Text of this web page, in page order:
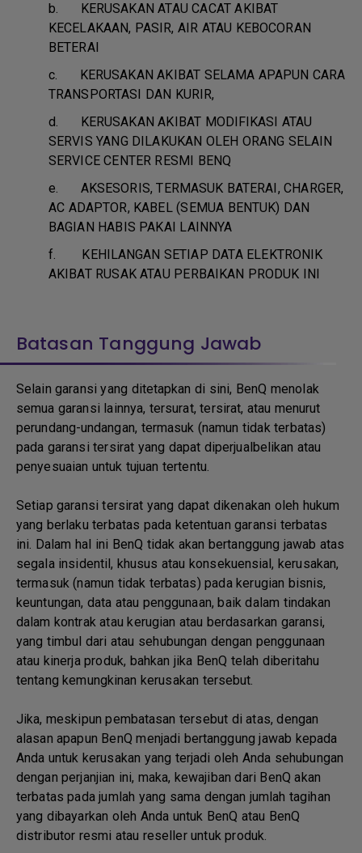
b. KERUSAKAN ATAU CACAT AKIBAT
KECELAKAAN, PASIR, AIR ATAU KEBOCORAN
BETERAI
c. KERUSAKAN AKIBAT SELAMA APAPUN CARA
TRANSPORTASI DAN KURIR,
d. KERUSAKAN AKIBAT MODIFIKASI ATAU
SERVIS YANG DILAKUKAN OLEH ORANG SELAIN
SERVICE CENTER RESMI BENQ
e. AKSESORIS, TERMASUK BATERAI, CHARGER,
AC ADAPTOR, KABEL (SEMUA BENTUK) DAN
BAGIAN HABIS PAKAI LAINNYA
f. KEHILANGAN SETIAP DATA ELEKTRONIK
AKIBAT RUSAK ATAU PERBAIKAN PRODUK INI
Batasan Tanggung Jawab
Selain garansi yang ditetapkan di sini, BenQ menolak
semua garansi lainnya, tersurat, tersirat, atau menurut
perundang-undangan, termasuk (namun tidak terbatas)
pada garansi tersirat yang dapat diperjualbelikan atau
penyesuaian untuk tujuan tertentu.
Setiap garansi tersirat yang dapat dikenakan oleh hukum
yang berlaku terbatas pada ketentuan garansi terbatas
ini. Dalam hal ini BenQ tidak akan bertanggung jawab atas
segala insidentil, khusus atau konsekuensial, kerusakan,
termasuk (namun tidak terbatas) pada kerugian bisnis,
keuntungan, data atau penggunaan, baik dalam tindakan
dalam kontrak atau kerugian atau berdasarkan garansi,
yang timbul dari atau sehubungan dengan penggunaan
atau kinerja produk, bahkan jika BenQ telah diberitahu
tentang kemungkinan kerusakan tersebut.
Jika, meskipun pembatasan tersebut di atas, dengan
alasan apapun BenQ menjadi bertanggung jawab kepada
Anda untuk kerusakan yang terjadi oleh Anda sehubungan
dengan perjanjian ini, maka, kewajiban dari BenQ akan
terbatas pada jumlah yang sama dengan jumlah tagihan
yang dibayarkan oleh Anda untuk BenQ atau BenQ
distributor resmi atau reseller untuk produk.